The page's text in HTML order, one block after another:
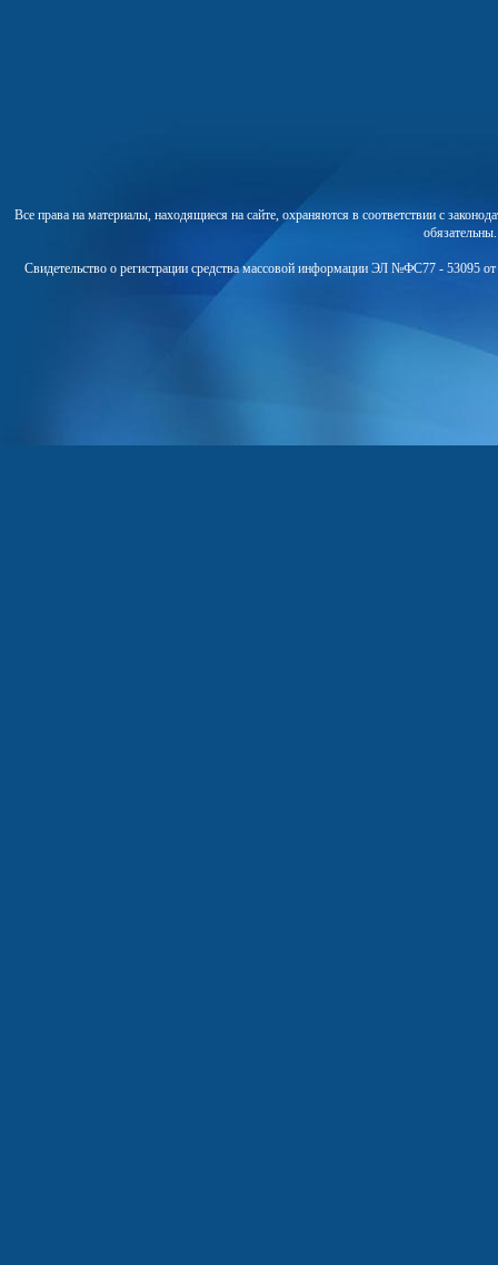
Все права на материалы, находящиеся на сайте, охраняются в соответствии с
Свидетельство о регистрации средства массовой информации ЭЛ №ФС77 - 53095